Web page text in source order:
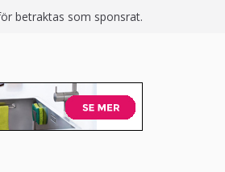
betraktas som sponsrat.